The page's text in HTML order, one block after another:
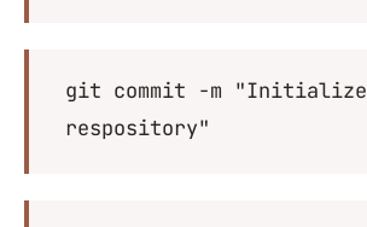
git commit -m "Initialize
respository"